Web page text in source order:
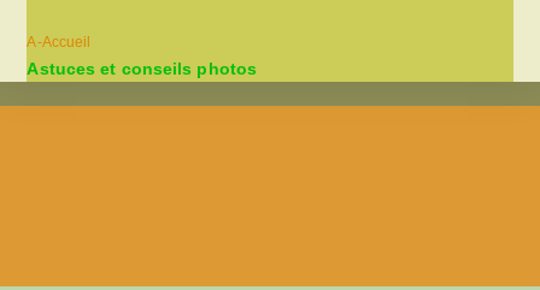
A-Accueil
Astuces et conseils photos